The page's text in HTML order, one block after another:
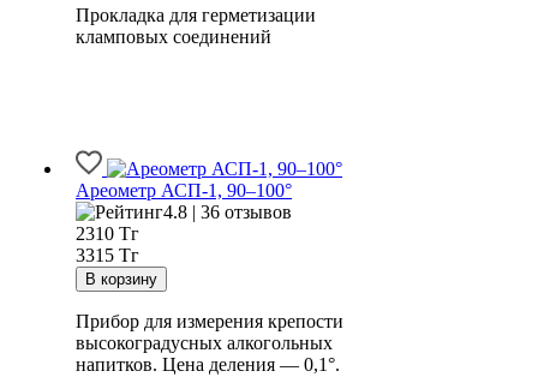
Прокладка для герметизации
кламповых соединений
Ареометр АСП-1, 90–100°
4.8 | 36 отзывов
2310 Тг
3315 Тг
Прибор для измерения крепости
высокоградусных алкогольных
напитков. Цена деления — 0,1°.